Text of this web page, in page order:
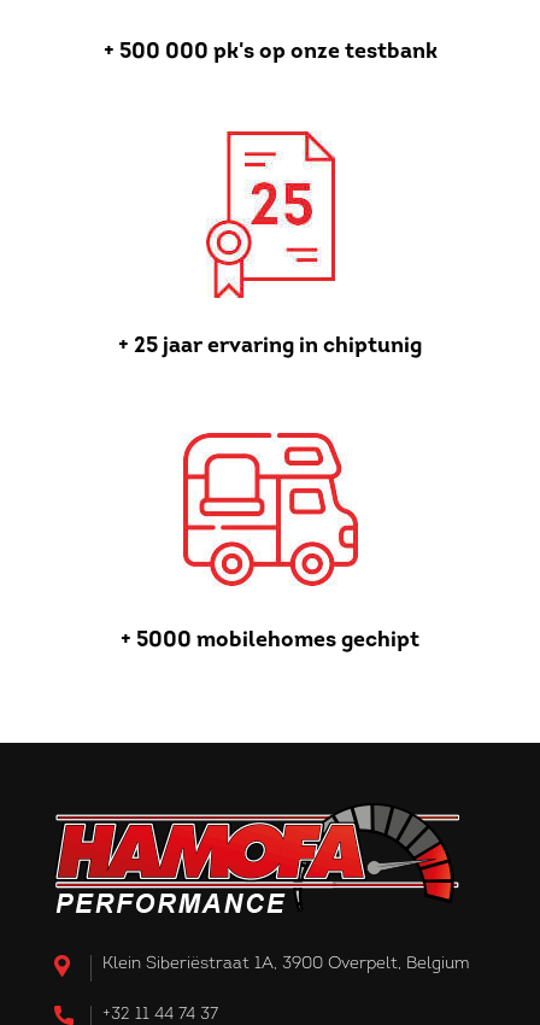
+ 500 000 pk's op onze testbank
+ 25 jaar ervaring in chiptunig
+ 5000 mobilehomes gechipt
Klein Siberiëstraat 1A, 3900 Overpelt, Belgium
+32 11 44 74 37